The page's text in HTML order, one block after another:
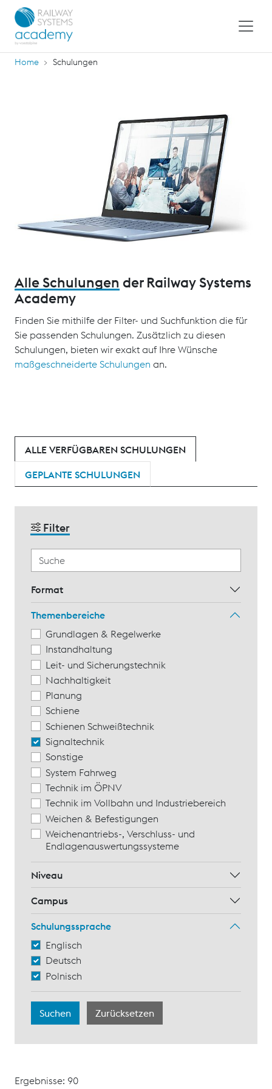
Home Schulungen
Alle Schulungen der Railway Systems
Academy
Finden Sie mithilfe der Filter- und Suchfunktion die für
Sie passenden Schulungen. Zusätzlich zu diesen
Schulungen, bieten wir exakt auf Ihre Wünsche
maßgeschneiderte Schulungen an.
ALLE VERFÜGBAREN SCHULUNGEN
GEPLANTE SCHULUNGEN
Filter
Format
Themenbereiche
Grundlagen & Regelwerke
Instandhaltung
Leit- und Sicherungstechnik
Nachhaltigkeit
Planung
Schiene
Schienen Schweißtechnik
Signaltechnik
Sonstige
System Fahrweg
Technik im ÖPNV
Technik im Vollbahn und Industriebereich
Weichen & Befestigungen
Weichenantriebs-, Verschluss- und
Endlagenauswertungssysteme
Niveau
Campus
Schulungssprache
Englisch
Deutsch
Polnisch
Ergebnisse: 90